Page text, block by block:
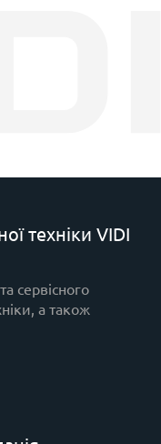
техніки VIDI
сервісного
а також